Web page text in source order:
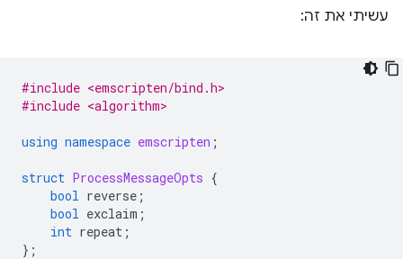
עשיתי את זה:
#include <emscripten/bind.h>
#include <algorithm>
using namespace emscripten ;
struct ProcessMessageOpts {
bool reverse ;
bool exclaim ;
int repeat ;
};